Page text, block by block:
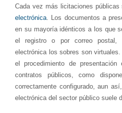
Cada vez más licitaciones
electrónica . Los documentos a
en su mayoría idénticos a los que
el registro o por correo postal,
electrónica los sobres son
el procedimiento de
contratos públicos, como
correctamente configurado, aun
electrónica del sector público suele